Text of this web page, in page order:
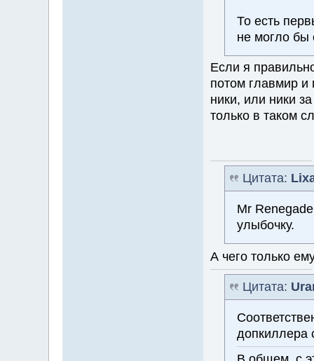
То есть
не могло бы
Если я
потом главмир
ники, или ники
только в таком
Цитата:
Mr
улыбочку.
А чего только
Цитата:
допкиллера